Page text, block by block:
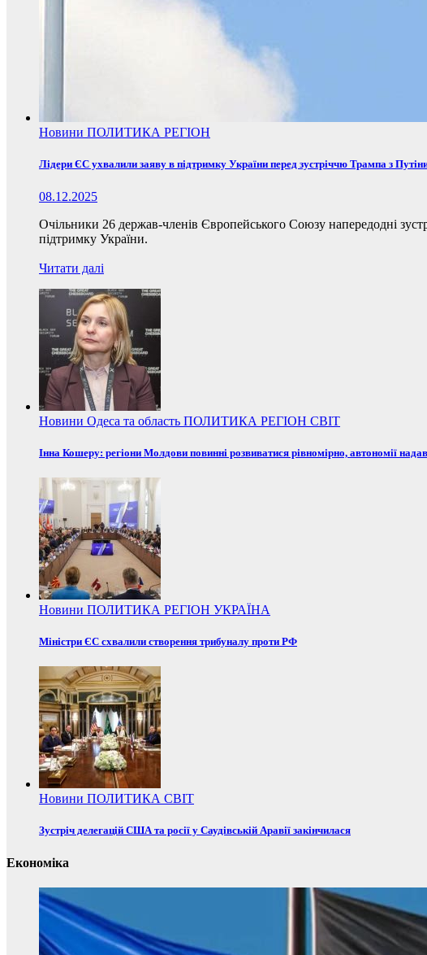
Новини ПОЛИТИКА РЕГІОН
Лідери ЄС ухвалили заяву в підтримку України перед зустріччю Трампа з
08.12.2025
Очільники 26 держав-членів Європейського Союзу напередодні
підтримку України.
Читати далі
Новини Одеса та область ПОЛИТИКА РЕГІОН СВІТ
Інна Кошеру: регіони Молдови повинні розвиватися рівномірно, автономії
Новини ПОЛИТИКА РЕГІОН УКРАЇНА
Міністри ЄС схвалили створення трибуналу проти РФ
Новини ПОЛИТИКА СВІТ
Зустріч делегацій США та росії у Саудівській Аравії закінчилася
Економіка